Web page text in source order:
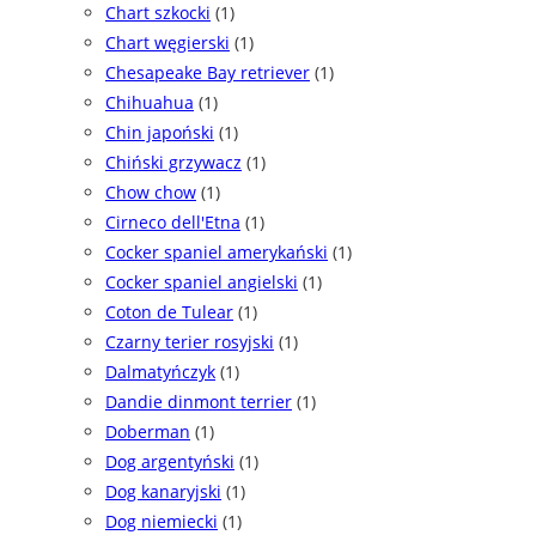
Chart szkocki (1)
Chart węgierski (1)
Chesapeake Bay retriever (1)
Chihuahua (1)
Chin japoński (1)
Chiński grzywacz (1)
Chow chow (1)
Cirneco dell'Etna (1)
Cocker spaniel amerykański (1)
Cocker spaniel angielski (1)
Coton de Tulear (1)
Czarny terier rosyjski (1)
Dalmatyńczyk (1)
Dandie dinmont terrier (1)
Doberman (1)
Dog argentyński (1)
Dog kanaryjski (1)
Dog niemiecki (1)